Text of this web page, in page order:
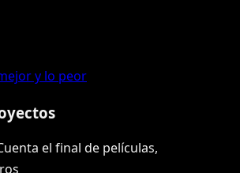
y lo peor
el final de películas,